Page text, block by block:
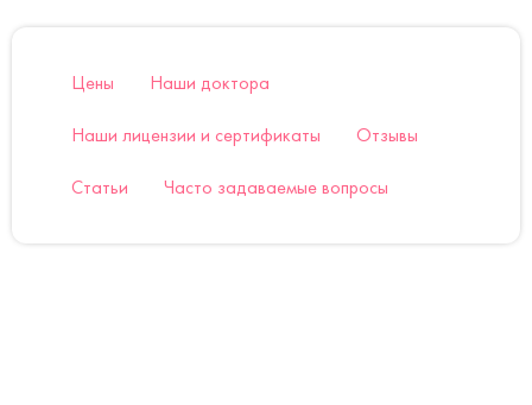
Цены Наши доктора
Наши лицензии и сертификаты Отзывы
Статьи Часто задаваемые вопросы